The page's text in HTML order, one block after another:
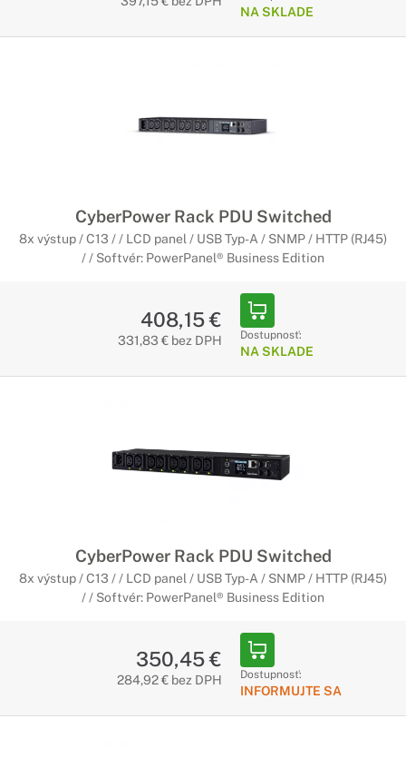
NA SKLADE
CyberPower Rack PDU Switched
8x výstup / C13 / / LCD panel / USB Typ-A / SNMP / HTTP (RJ45)
/ / Softvér: PowerPanel® Business Edition
408,15 €
331,83 € bez DPH Dostupnosť:
NA SKLADE
CyberPower Rack PDU Switched
8x výstup / C13 / / LCD panel / USB Typ-A / SNMP / HTTP (RJ45)
/ / Softvér: PowerPanel® Business Edition
350,45 €
284,92 € bez DPH Dostupnosť:
INFORMUJTE SA